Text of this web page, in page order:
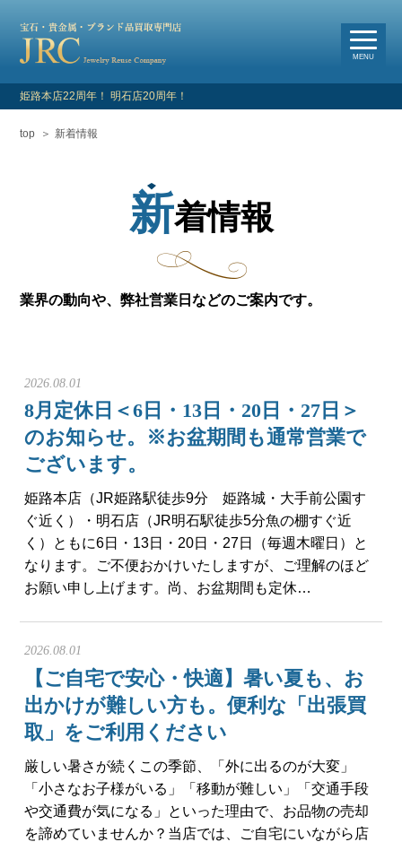
MENU
選べる買取・査定方法
よくあるご質問
会社概要
メールでお問い合わせ
姫路本店へ電話で問い合わせる
明石店へ電話で問い合わせる
姫路本店22周年！ 明石店20周年！
top 新着情報
新着情報
業界の動向や、弊社営業日などのご案内です。
2026.08.01
8月定休日＜6日・13日・20日・27日＞
のお知らせ。※お盆期間も通常営業で
ございます。
姫路本店（JR姫路駅徒歩9分 姫路城・大手前公園す
ぐ近く）・明石店（JR明石駅徒歩5分魚の棚すぐ近
く）ともに6日・13日・20日・27日（毎週木曜日）と
なります。ご不便おかけいたしますが、ご理解のほど
お願い申し上げます。尚、お盆期間も定休…
2026.08.01
【ご自宅で安心・快適】暑い夏も、お
出かけが難しい方も。便利な「出張買
取」をご利用ください
厳しい暑さが続くこの季節、「外に出るのが大変」
「小さなお子様がいる」「移動が難しい」「交通手段
や交通費が気になる」といった理由で、お品物の売却
を諦めていませんか？当店では、ご自宅にいながら店